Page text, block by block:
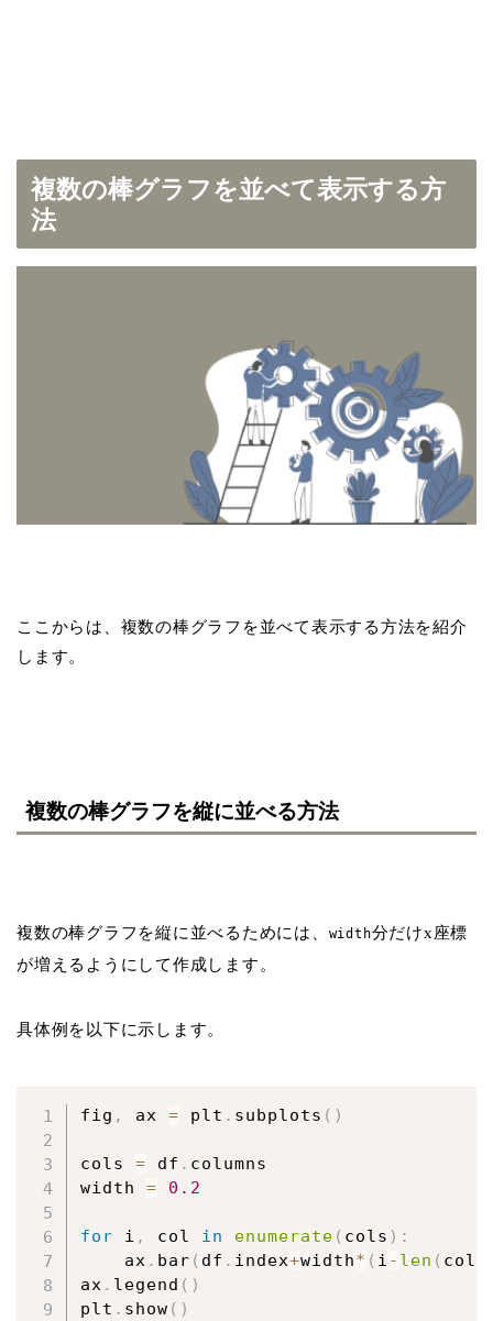
複数の棒グラフを並べて表示する方
法
ここからは、複数の棒グラフを並べて表示する方法を紹介
します。
複数の棒グラフを縦に並べる方法
複数の棒グラフを縦に並べるためには、 width分だけx座標
が増えるようにして作成します。
具体例を以下に示します。
fig , ax = plt . subplots ( )
cols = df . columns
width = 0.2
for i , col in enumerate ( cols ) :
    ax
. bar ( df . index+width* ( i - len ( cols
ax . legend ( )
plt . show ( )